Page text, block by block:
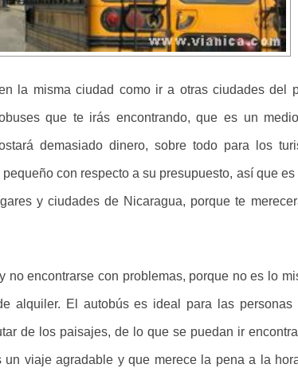
la misma ciudad como ir a otras ciudades del
que te irás encontrando, que es un
demasiado dinero, sobre todo para los
con respecto a su presupuesto, así que es
y ciudades de Nicaragua, porque te
no encontrarse con problemas, porque no es lo
alquiler. El autobús es ideal para las personas
de los paisajes, de lo que se puedan ir
viaje agradable y que merece la pena a la